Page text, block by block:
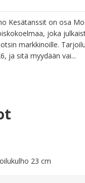
Kesätanssit on osa
joka
markkinoille.
ja sitä myydään vai...
23 cm